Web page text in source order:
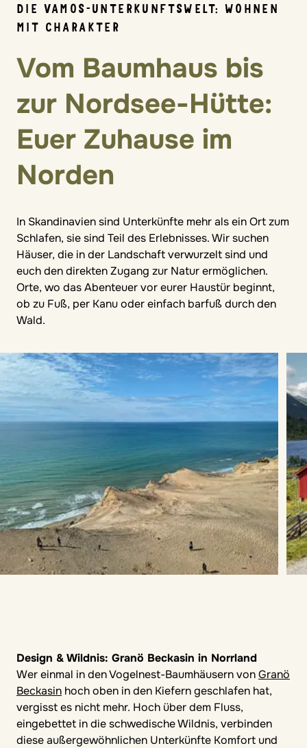
DIE VAMOS-UNTERKUNFTSWELT: WOHNEN
MIT CHARAKTER
Vom Baumhaus bis
zur Nordsee-Hütte:
Euer Zuhause im
Norden
In Skandinavien sind Unterkünfte mehr als ein Ort zum
Schlafen, sie sind Teil des Erlebnisses. Wir suchen
Häuser, die in der Landschaft verwurzelt sind und
euch den direkten Zugang zur Natur ermöglichen.
Orte, wo das Abenteuer vor eurer Haustür beginnt,
ob zu Fuß, per Kanu oder einfach barfuß durch den
Wald.
Design & Wildnis: Granö Beckasin in Norrland
Wer einmal in den Vogelnest-Baumhäusern vonGranö
Beckasin hoch oben in den Kiefern geschlafen hat,
vergisst es nicht mehr. Hoch über dem Fluss,
eingebettet in die schwedische Wildnis, verbinden
diese außergewöhnlichen Unterkünfte Komfort und